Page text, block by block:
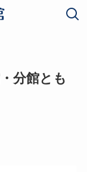
分館とも